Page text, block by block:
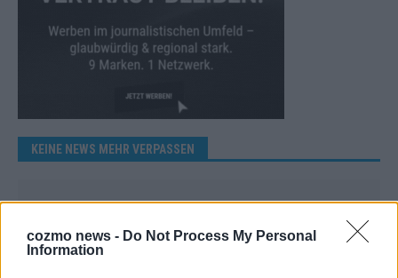
cozmo news - Do Not Process My Personal
Information
KEINE NEWS MEHR VERPASSEN
ANZEIGE